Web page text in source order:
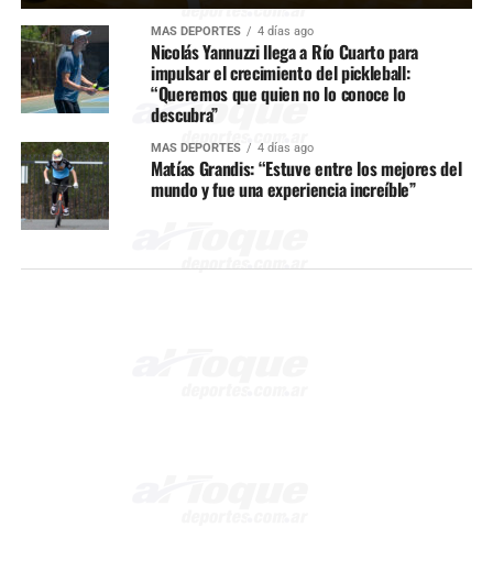
MÁS DEPORTES 4 días ago
Nicolás Yannuzzi llega a Río Cuarto para
impulsar el crecimiento del pickleball:
“Queremos que quien no lo conoce lo
descubra”
MÁS DEPORTES 4 días ago
Matías Grandis: “Estuve entre los mejores del
mundo y fue una experiencia increíble”